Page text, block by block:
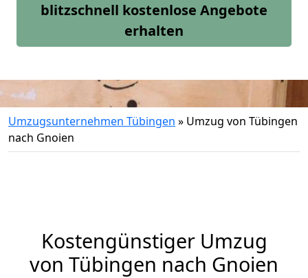
blitzschnell kostenlose Angebote
erhalten
Umzugsunternehmen Tübingen » Umzug von Tübingen
nach Gnoien
Kostengünstiger Umzug
von Tübingen nach Gnoien